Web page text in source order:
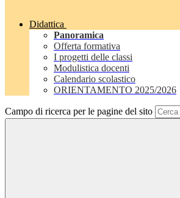
Didattica
Panoramica
Offerta formativa
I progetti delle classi
Modulistica docenti
Calendario scolastico
ORIENTAMENTO 2025/2026
Campo di ricerca per le pagine del sito